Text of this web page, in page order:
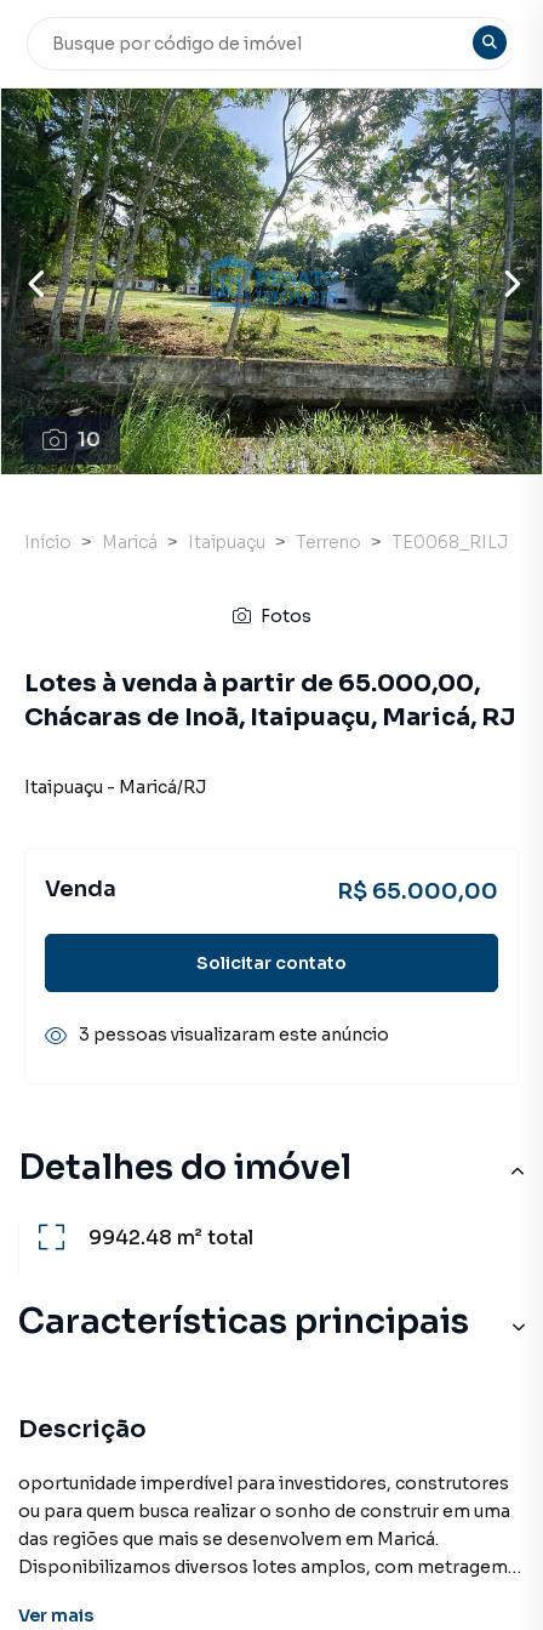
10
Detalhes do imóvel
9942.48 m²total
Características principais
Descrição
oportunidade imperdível para investidores, construtores
ou para quem busca realizar o sonho de construir em uma
das regiões que mais se desenvolvem em Maricá.
Disponibilizamos diversos lotes amplos, com metragem
empreendimentos ou projetos comerciais.
Ver mais
Início Maricá Itaipuaçu Terreno TE0068_RILJ
Fotos
Lotes à venda à partir de 65.000,00,
Chácaras de Inoã, Itaipuaçu, Maricá, RJ
Itaipuaçu - Maricá/RJ
Venda R$ 65.000,00
Solicitar contato
3 pessoas visualizaram este anúncio